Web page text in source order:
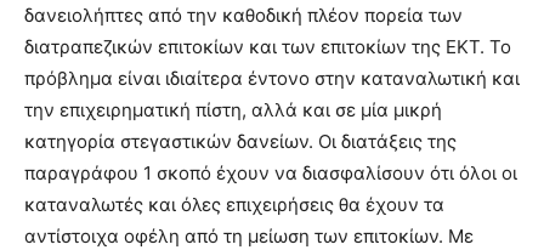
δανειολήπτες από την καθοδική πλέον πορεία των
διατραπεζικών επιτοκίων και των επιτοκίων της ΕΚΤ. Το
πρόβλημα είναι ιδιαίτερα έντονο στην καταναλωτική και
την επιχειρηματική πίστη, αλλά και σε μία μικρή
κατηγορία στεγαστικών δανείων. Οι διατάξεις της
παραγράφου 1 σκοπό έχουν να διασφαλίσουν ότι όλοι οι
καταναλωτές και όλες επιχειρήσεις θα έχουν τα
αντίστοιχα οφέλη από τη μείωση των επιτοκίων. Με